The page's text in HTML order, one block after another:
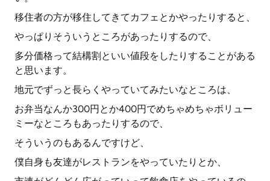
移住者の方が移住してきてカフェとかやったりすると、
やっぱりそういうところがあったりするので、
多分価格って結構割といい値段をしたりすることがある
と思います。
地元でずっと長らくやっていてみたいなところは、
お弁当なんか300円とか400円でめちゃめちゃボリュー
ミーなところもあったりするので、
そういうのもあるんですけど、
僕自身も友達がレストランをやっていたりとか、